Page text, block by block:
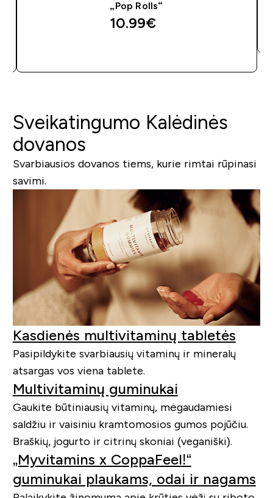
„Pop Rolls“
10.99€‎
Sveikatingumo Kalėdinės
dovanos
Svarbiausios dovanos tiems, kurie rimtai rūpinasi
savimi.
Kasdienės multivitaminų tabletės
Pasipildykite svarbiausių vitaminų ir mineralų
atsargas vos viena tablete.
Multivitaminų guminukai
Gaukite būtiniausių vitaminų, mėgaudamiesi
saldžiu ir vaisiniu kramtomosios gumos pojūčiu.
Braškių, jogurto ir citrinų skoniai (veganiški).
„Myvitamins x CoppaFeel!“
guminukai plaukams, odai ir nagams